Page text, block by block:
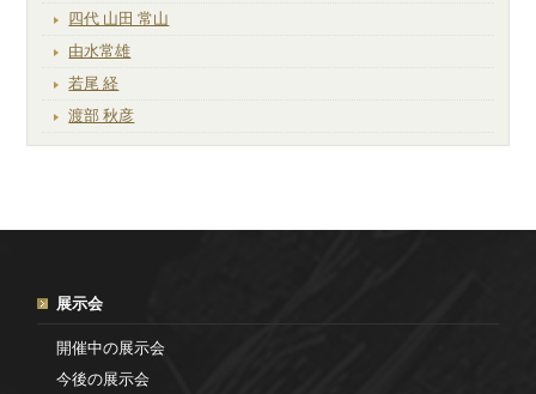
四代 山田 常山
由水常雄
若尾 経
渡部 秋彦
展示会
開催中の展示会
今後の展示会